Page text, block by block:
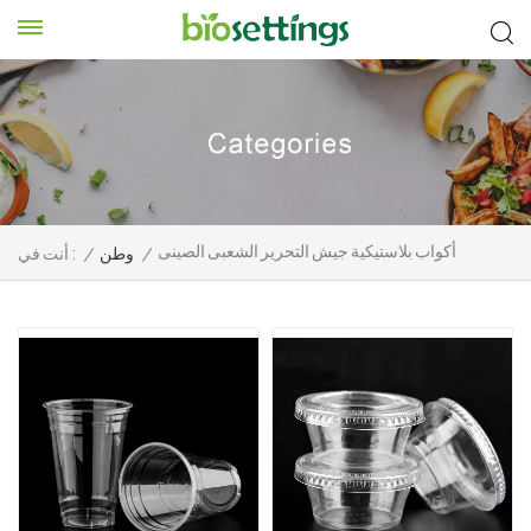
أنت في : / وطن / أكواب بلاستيكية جيش التحرير الشعبى الصينى